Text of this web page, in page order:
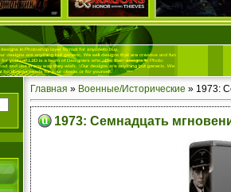
Главная » Военные/Исторические » 1973:
1973: Семнадцать